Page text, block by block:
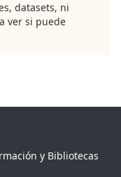
datasets, ni
ver si puede
y Bibliotecas